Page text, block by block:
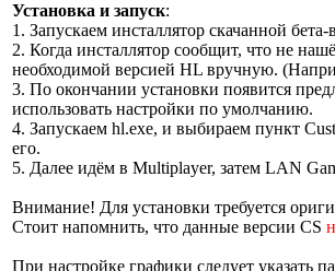
Установка и запуск:
1. Запускаем инсталлятор скачанной бета-
2. Когда инсталлятор сообщит, что не
необходимой версией HL вручную.
3. По окончании установки появится
использовать настройки по умолчанию.
4. Запускаем hl.exe, и выбираем пункт
его.
5. Далее идём в Multiplayer, затем LAN
Внимание! Для установки требуется
Стоит напомнить, что данные версии CS
При настройке графики следует указать